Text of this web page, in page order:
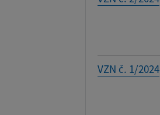
VZN č. 1/2024